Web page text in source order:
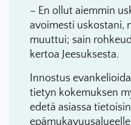
– En ollut aiemmin
avoimesti uskostani,
muuttui; sain
kertoa Jeesuksesta.
Innostus
tietyn kokemuksen
edetä asiassa